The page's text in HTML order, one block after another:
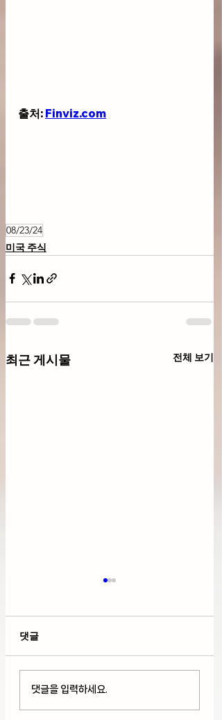
출처: Finviz.com
08/23/24
미국 주식
최근 게시물 전체 보기
호르무즈 해협 개방 기대
댓글
댓글을 입력하세요.